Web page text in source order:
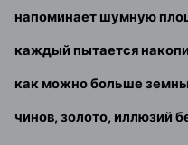
напоминает шумную
каждый пытается
как можно больше
чинов, золото, иллюзий